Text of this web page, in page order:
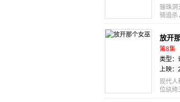
骊珠洞
骑追杀
行万里
放开
第8集
类型：
上映：
现代人
位纨绔
魔法真